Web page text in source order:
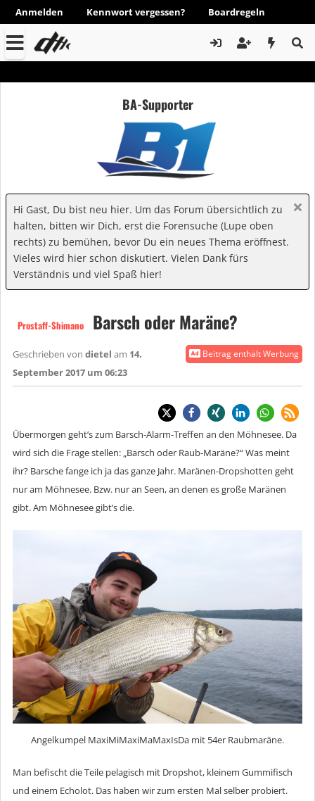
Anmelden Kennwort vergessen? Boardregeln
BA-Supporter
Hi Gast, Du bist neu hier. Um das Forum übersichtlich zu
halten, bitten wir Dich, erst die Forensuche (Lupe oben
rechts) zu bemühen, bevor Du ein neues Thema eröffnest.
Vieles wird hier schon diskutiert. Vielen Dank fürs
Verständnis und viel Spaß hier!
Prostaff-Shimano Barsch oder Maräne?
Beitrag enthält Werbung
Geschrieben von dietel am 14.
September 2017 um 06:23
Übermorgen geht’s zum Barsch-Alarm-Treffen an den Möhnesee. Da
wird sich die Frage stellen: „Barsch oder Raub-Maräne?“ Was meint
ihr? Barsche fange ich ja das ganze Jahr. Maränen-Dropshotten geht
nur am Möhnesee. Bzw. nur an Seen, an denen es große Maränen
gibt. Am Möhnesee gibt’s die.
Angelkumpel MaxiMiMaxiMaMaxIsDa mit 54er Raubmaräne.
Man befischt die Teile pelagisch mit Dropshot, kleinem Gummifisch
und einem Echolot. Das haben wir zum ersten Mal selber probiert.